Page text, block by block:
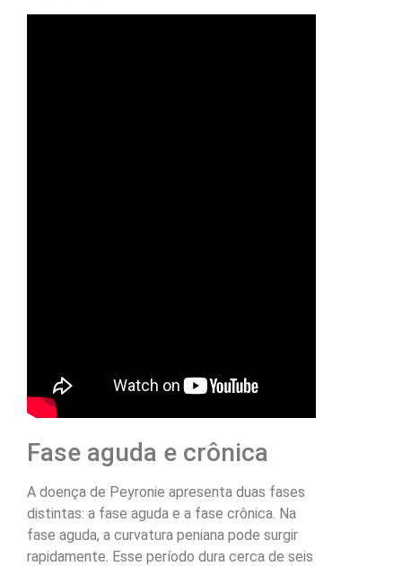
Fase aguda e crônica
A doença de Peyronie apresenta duas fases
distintas: a fase aguda e a fase crônica. Na
fase aguda, a curvatura peniana pode surgir
rapidamente. Esse período dura cerca de seis